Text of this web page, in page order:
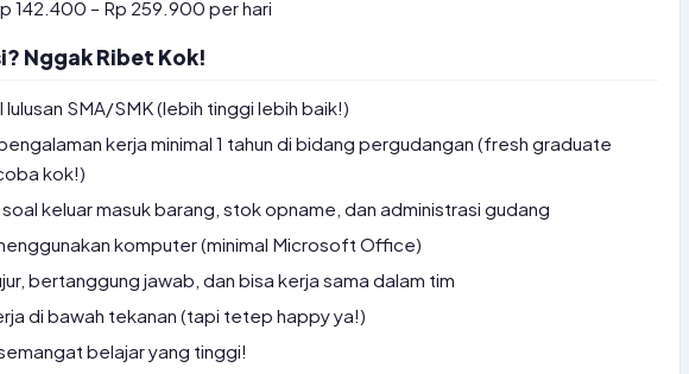
142.400 – Rp 259.900 per hari
Nggak Ribet Kok!
lulusan SMA/SMK (lebih tinggi lebih baik!)
kerja minimal 1 tahun di bidang pergudangan (fresh graduate
kok!)
soal keluar masuk barang, stok opname, dan administrasi gudang
komputer (minimal Microsoft Office)
bertanggung jawab, dan bisa kerja sama dalam tim
di bawah tekanan (tapi tetep happy ya!)
belajar yang tinggi!